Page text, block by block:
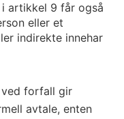
artikkel 9 får også
eller et
indirekte innehar
ved forfall gir
avtale, enten